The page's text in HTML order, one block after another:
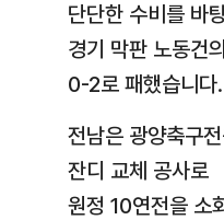
단단한 수비를 바
경기 막판 노동건
0-2로 패했습니다.
전남은 광양축구
잔디 교체 공사로
원정 10연전을 소